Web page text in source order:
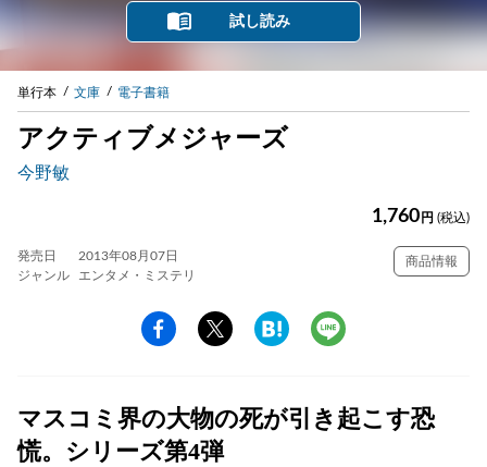
試し読み
単行本 文庫 電子書籍
アクティブメジャーズ
今野敏
1,760 円 (税込)
発売日
2013年08月07日
ジャンル
エンタメ・ミステリ
商品情報
マスコミ界の大物の死が引き起こす恐
慌。シリーズ第4弾